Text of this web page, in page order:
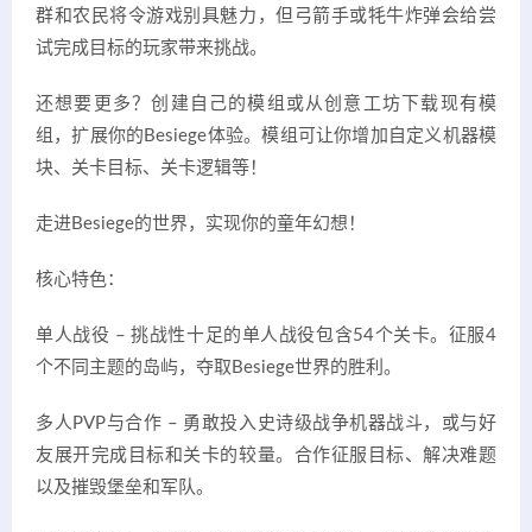
群和农民将令游戏别具魅力，但弓箭手或牦牛炸弹会给尝
试完成目标的玩家带来挑战。
还想要更多？创建自己的模组或从创意工坊下载现有模
组，扩展你的Besiege体验。模组可让你增加自定义机器模
块、关卡目标、关卡逻辑等！
走进Besiege的世界，实现你的童年幻想！
核心特色：
单人战役 – 挑战性十足的单人战役包含54个关卡。征服4
个不同主题的岛屿，夺取Besiege世界的胜利。
多人PVP与合作 – 勇敢投入史诗级战争机器战斗，或与好
友展开完成目标和关卡的较量。合作征服目标、解决难题
以及摧毁堡垒和军队。